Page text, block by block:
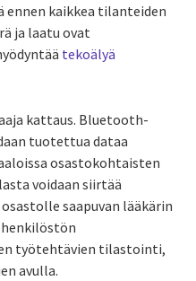
ennen kaikkea tilanteiden
ja laatu ovat
tekoälyä
kattaus. Bluetooth-
tuotettua dataa
osastokohtaisten
voidaan siirtää
saapuvan lääkärin
työtehtävien tilastointi,
avulla.